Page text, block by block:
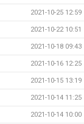
2021-10-25 12:59
2021-10-22 10:51
2021-10-18 09:43
2021-10-16 12:25
2021-10-15 13:19
2021-10-14 11:25
2021-10-14 10:00